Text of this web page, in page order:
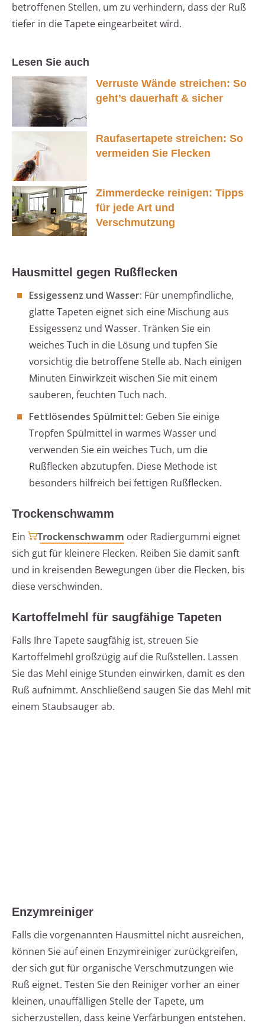
betroffenen Stellen, um zu verhindern, dass der Ruß
tiefer in die Tapete eingearbeitet wird.
Lesen Sie auch
Verruste Wände streichen: So
geht’s dauerhaft & sicher
Raufasertapete streichen: So
vermeiden Sie Flecken
Zimmerdecke reinigen: Tipps
für jede Art und
Verschmutzung
Hausmittel gegen Rußflecken
Essigessenz und Wasser: Für unempfindliche,
glatte Tapeten eignet sich eine Mischung aus
Essigessenz und Wasser. Tränken Sie ein
weiches Tuch in die Lösung und tupfen Sie
vorsichtig die betroffene Stelle ab. Nach einigen
Minuten Einwirkzeit wischen Sie mit einem
sauberen, feuchten Tuch nach.
Fettlösendes Spülmittel: Geben Sie einige
Tropfen Spülmittel in warmes Wasser und
verwenden Sie ein weiches Tuch, um die
Rußflecken abzutupfen. Diese Methode ist
besonders hilfreich bei fettigen Rußflecken.
Trockenschwamm
Ein
Trockenschwamm oder Radiergummi eignet
sich gut für kleinere Flecken. Reiben Sie damit sanft
und in kreisenden Bewegungen über die Flecken, bis
diese verschwinden.
Kartoffelmehl für saugfähige Tapeten
Falls Ihre Tapete saugfähig ist, streuen Sie
Kartoffelmehl großzügig auf die Rußstellen. Lassen
Sie das Mehl einige Stunden einwirken, damit es den
Ruß aufnimmt. Anschließend saugen Sie das Mehl mit
einem Staubsauger ab.
Enzymreiniger
Falls die vorgenannten Hausmittel nicht ausreichen,
können Sie auf einen Enzymreiniger zurückgreifen,
der sich gut für organische Verschmutzungen wie
Ruß eignet. Testen Sie den Reiniger vorher an einer
kleinen, unauffälligen Stelle der Tapete, um
sicherzustellen, dass keine Verfärbungen entstehen.